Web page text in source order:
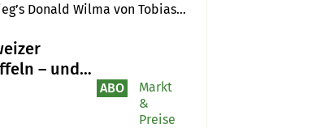
Donald Wilma von Tobias
– und
ABO
Markt
&
Preise